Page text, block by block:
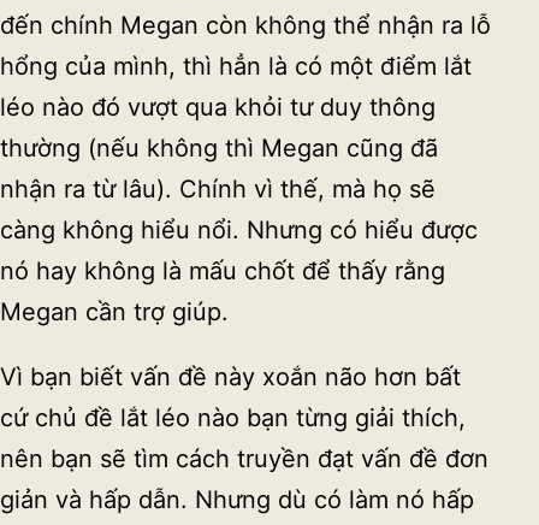
đến chính Megan còn không thể nhận ra lỗ
hổng của mình, thì hẳn là có một điểm lắt
léo nào đó vượt qua khỏi tư duy thông
thường (nếu không thì Megan cũng đã
nhận ra từ lâu). Chính vì thế, mà họ sẽ
càng không hiểu nổi. Nhưng có hiểu được
nó hay không là mấu chốt để thấy rằng
Megan cần trợ giúp.
Vì bạn biết vấn đề này xoắn não hơn bất
cứ chủ đề lắt léo nào bạn từng giải thích,
nên bạn sẽ tìm cách truyền đạt vấn đề đơn
giản và hấp dẫn. Nhưng dù có làm nó hấp